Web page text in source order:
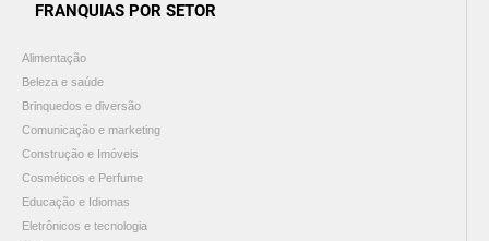
FRANQUIAS POR SETOR
Alimentação
Beleza e saúde
Brinquedos e diversão
Comunicação e marketing
Construção e Imóveis
Cosméticos e Perfume
Educação e Idiomas
Eletrônicos e tecnologia